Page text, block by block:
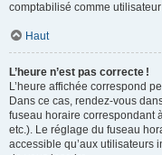
comptabilisé comme
Haut
L’heure n’est pas correcte !
L’heure affichée correspond
Dans ce cas, rendez-vous
fuseau horaire correspondant
etc.). Le réglage du fuseau
accessible qu’aux utilisateurs